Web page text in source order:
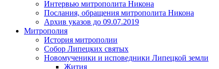
Интервью митрополита Никона
Послания, обращения митрополита Никона
Архив указов до 09.07.2019
Митрополия
История митрополии
Собор Липецких святых
Новомученики и исповедники Липецкой земли
Жития